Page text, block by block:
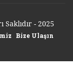
- 2025
Bize Ulaşın